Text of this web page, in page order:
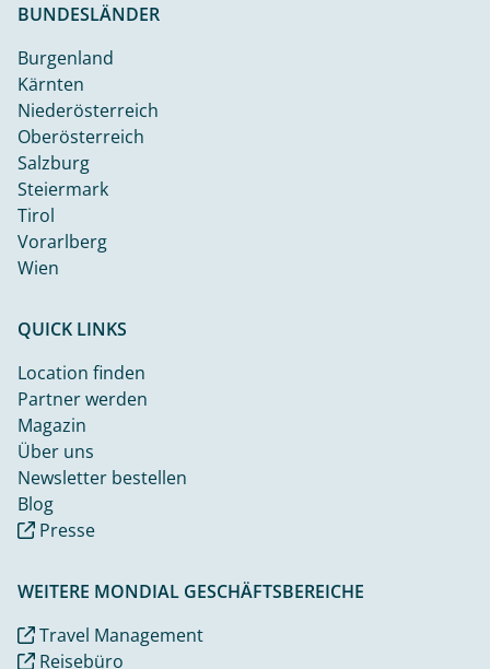
BUNDESLÄNDER
Burgenland
Kärnten
Niederösterreich
Oberösterreich
Salzburg
Steiermark
Tirol
Vorarlberg
Wien
QUICK LINKS
Location finden
Partner werden
Magazin
Über uns
Newsletter bestellen
Blog
Presse
WEITERE MONDIAL GESCHÄFTSBEREICHE
Travel Management
Reisebüro